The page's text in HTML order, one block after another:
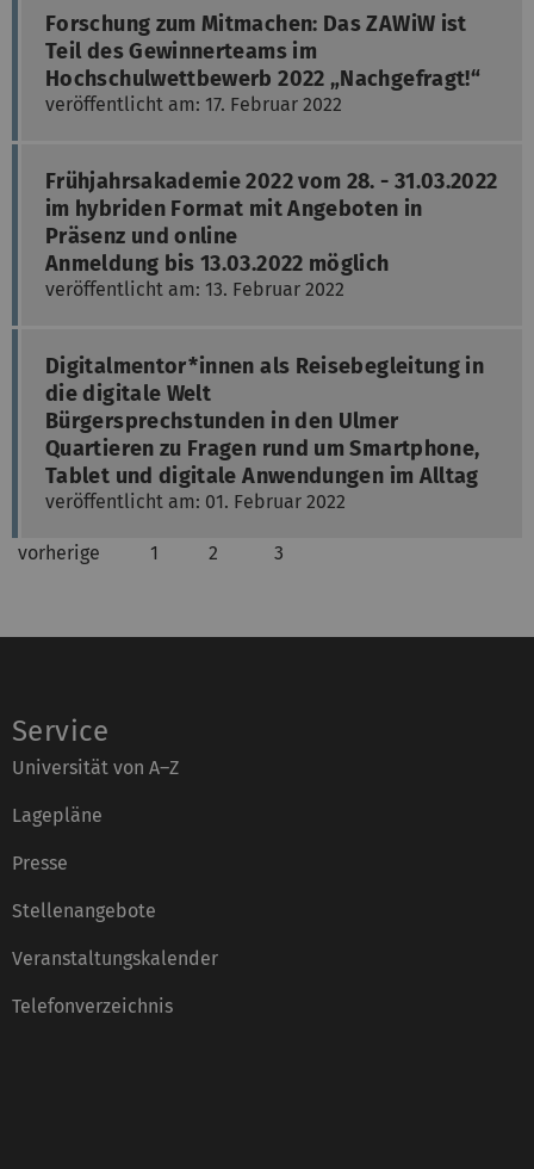
Forschung zum Mitmachen: Das ZAWiW ist
Teil des Gewinnerteams im
Hochschulwettbewerb 2022 „Nachgefragt!“
veröffentlicht am: 17. Februar 2022
Frühjahrsakademie 2022 vom 28. - 31.03.2022
im hybriden Format mit Angeboten in
Präsenz und online
Anmeldung bis 13.03.2022 möglich
veröffentlicht am: 13. Februar 2022
Digitalmentor*innen als Reisebegleitung in
die digitale Welt
Bürgersprechstunden in den Ulmer
Quartieren zu Fragen rund um Smartphone,
Tablet und digitale Anwendungen im Alltag
veröffentlicht am: 01. Februar 2022
vorherige 1 2 3
Service
Universität von A–Z
Lagepläne
Presse
Stellenangebote
Veranstaltungskalender
Telefonverzeichnis